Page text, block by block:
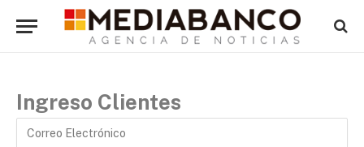
Ingreso Clientes